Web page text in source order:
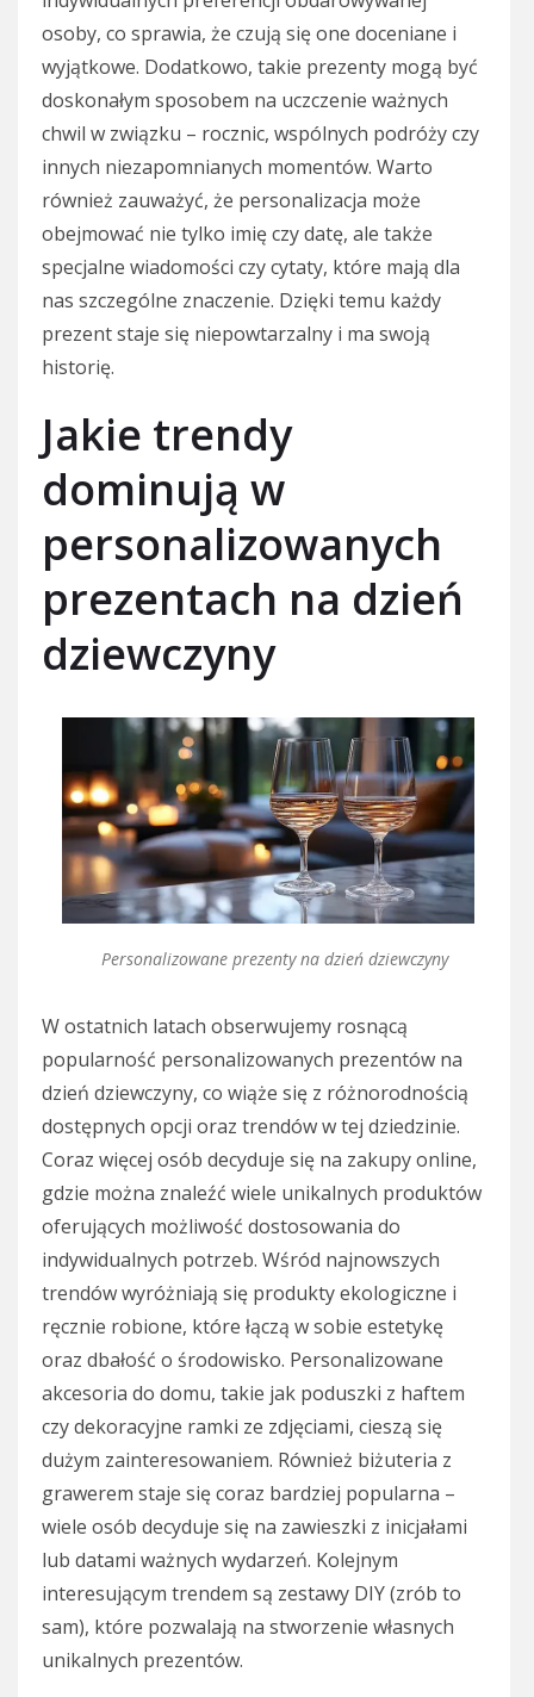
osoby, co sprawia, że czują się one doceniane i
wyjątkowe. Dodatkowo, takie prezenty mogą być
doskonałym sposobem na uczczenie ważnych
chwil w związku – rocznic, wspólnych podróży czy
innych niezapomnianych momentów. Warto
również zauważyć, że personalizacja może
obejmować nie tylko imię czy datę, ale także
specjalne wiadomości czy cytaty, które mają dla
nas szczególne znaczenie. Dzięki temu każdy
prezent staje się niepowtarzalny i ma swoją
historię.
Jakie trendy
dominują w
personalizowanych
prezentach na dzień
dziewczyny
Personalizowane prezenty na dzień dziewczyny
W ostatnich latach obserwujemy rosnącą
popularność personalizowanych prezentów na
dzień dziewczyny, co wiąże się z różnorodnością
dostępnych opcji oraz trendów w tej dziedzinie.
Coraz więcej osób decyduje się na zakupy online,
gdzie można znaleźć wiele unikalnych produktów
oferujących możliwość dostosowania do
indywidualnych potrzeb. Wśród najnowszych
trendów wyróżniają się produkty ekologiczne i
ręcznie robione, które łączą w sobie estetykę
oraz dbałość o środowisko. Personalizowane
akcesoria do domu, takie jak poduszki z haftem
czy dekoracyjne ramki ze zdjęciami, cieszą się
dużym zainteresowaniem. Również biżuteria z
grawerem staje się coraz bardziej popularna –
wiele osób decyduje się na zawieszki z inicjałami
lub datami ważnych wydarzeń. Kolejnym
interesującym trendem są zestawy DIY (zrób to
sam), które pozwalają na stworzenie własnych
unikalnych prezentów.